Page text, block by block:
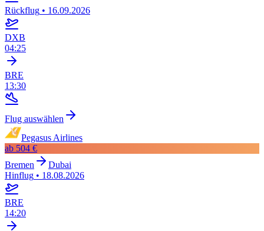
Rückflug • 16.09.2026
DXB
04:25
BRE
13:30
Flug auswählen
Pegasus Airlines
ab 504 €
Bremen
Dubai
Hinflug • 18.08.2026
BRE
14:20